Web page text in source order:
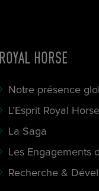
ROYAL HORSE
Notre présence
L’Esprit Royal Horse
La Saga
Les Engagements
Recherche &